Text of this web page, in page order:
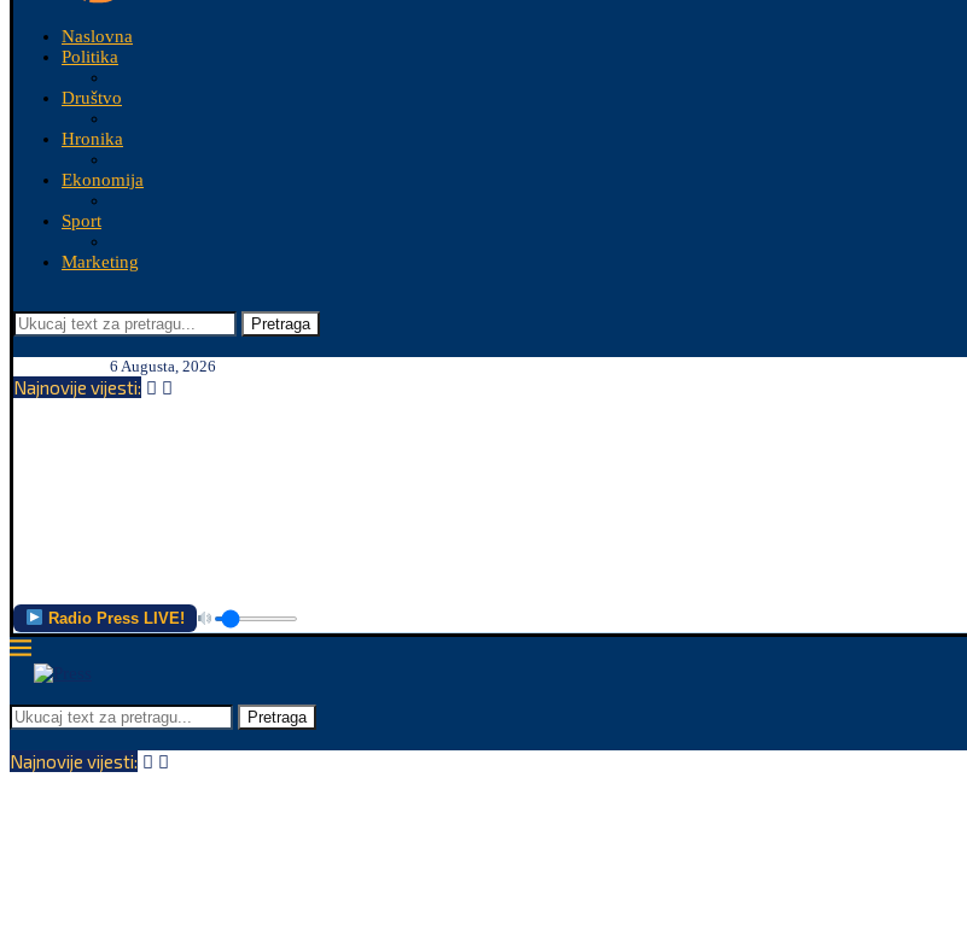
Naslovna
Politika
Društvo
Hronika
Ekonomija
Sport
Marketing
Pretraga
6 Augusta, 2026
Najnovije vijesti:
Radio Press LIVE!
Pretraga
Najnovije vijesti: